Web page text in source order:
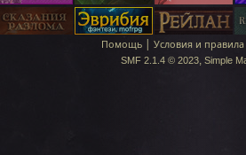
Помощь | Условия и правила
SMF 2.1.4 © 2023, Simple